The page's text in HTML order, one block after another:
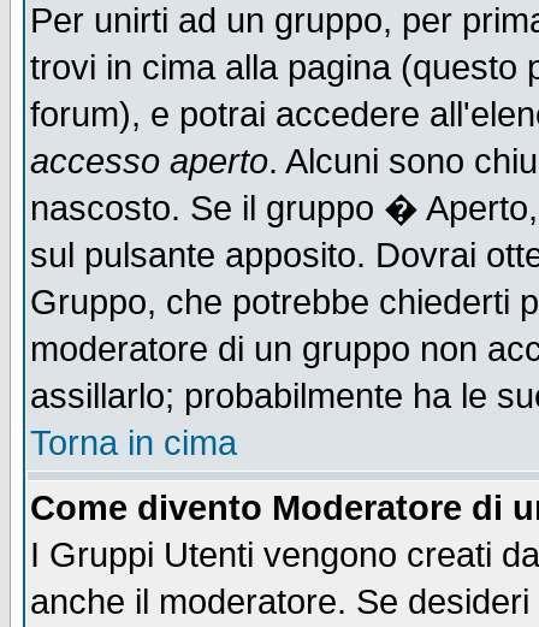
Per unirti ad un gruppo, per
trovi in cima alla pagina
forum), e potrai accedere
accesso aperto. Alcuni sono
nascosto. Se il gruppo �
sul pulsante apposito. Dovrai
Gruppo, che potrebbe chiederti
moderatore di un gruppo non
assillarlo; probabilmente ha le
Torna in cima
Come divento Moderatore di
I Gruppi Utenti vengono creati
anche il moderatore. Se